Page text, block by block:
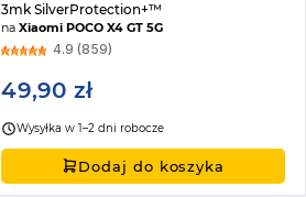
3mk SilverProtection+™
naXiaomi POCO X4 GT 5G
4.9 (859)
49,90 zł
Wysyłka w 1–2 dni robocze
Dodaj do koszyka